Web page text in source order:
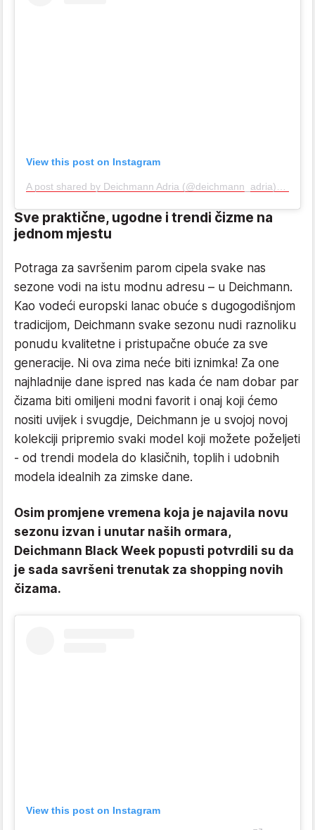
View this post on Instagram
Sve praktične, ugodne i trendi čizme na
jednom mjestu
Potraga za savršenim parom cipela svake nas
sezone vodi na istu modnu adresu – u Deichmann.
Kao vodeći europski lanac obuće s dugogodišnjom
tradicijom, Deichmann svake sezonu nudi raznoliku
ponudu kvalitetne i pristupačne obuće za sve
generacije. Ni ova zima neće biti iznimka! Za one
najhladnije dane ispred nas kada će nam dobar par
čizama biti omiljeni modni favorit i onaj koji ćemo
nositi uvijek i svugdje, Deichmann je u svojoj novoj
kolekciji pripremio svaki model koji možete poželjeti
- od trendi modela do klasičnih, toplih i udobnih
modela idealnih za zimske dane.
Osim promjene vremena koja je najavila novu
sezonu izvan i unutar naših ormara,
Deichmann Black Week popusti potvrdili su da
je sada savršeni trenutak za shopping novih
čizama.
View this post on Instagram